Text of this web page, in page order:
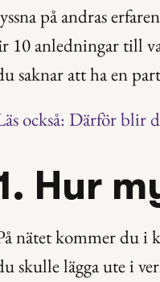
på andras
10 anledningar till
saknar att ha en
också: Därför blir
Hur
nätet kommer du i
skulle lägga ute i